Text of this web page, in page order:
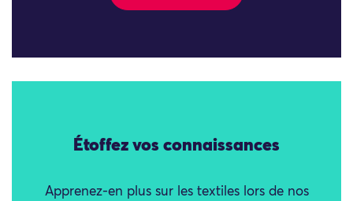
Étoffez vos connaissances
Apprenez-en plus sur les textiles lors de nos